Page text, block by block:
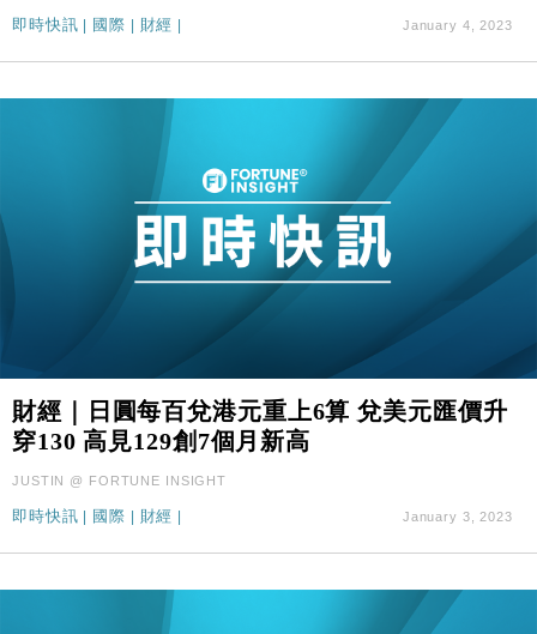
即時快訊 | 國際 | 財經 | January 4, 2023
財經｜日圓每百兌港元重上6算 兌美元匯價升
穿130 高見129創7個月新高
JUSTIN @ FORTUNE INSIGHT
即時快訊 | 國際 | 財經 | January 3, 2023